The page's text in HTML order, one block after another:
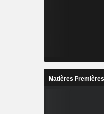
Matières Premières